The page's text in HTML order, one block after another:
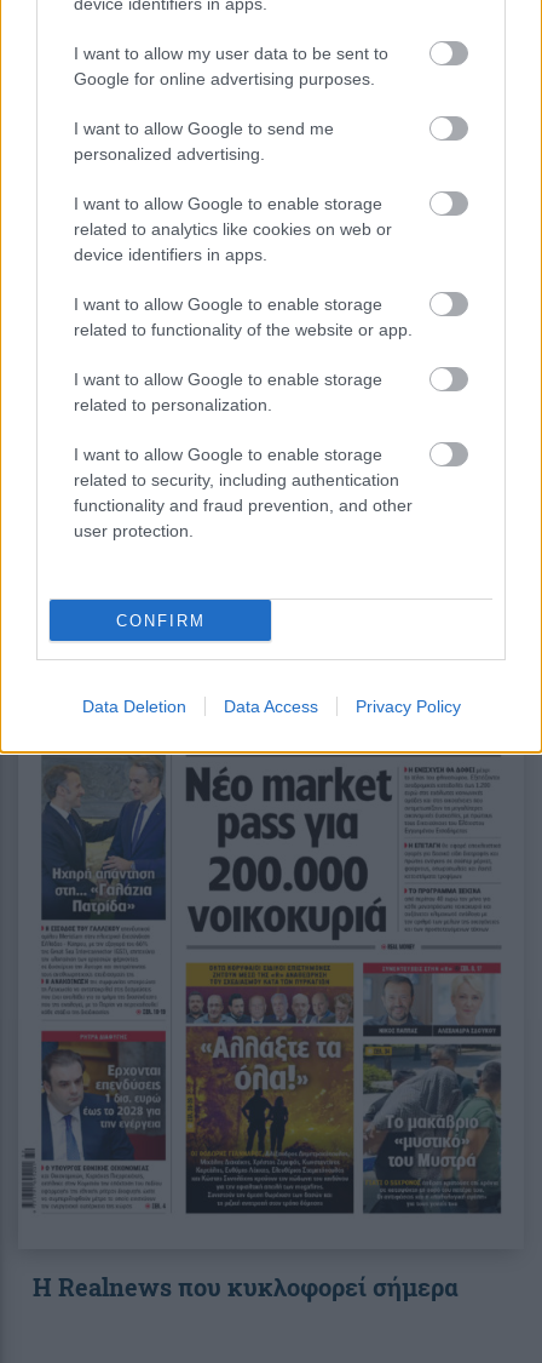
I want to allow my user data to be sent to
Google for online advertising purposes.
I want to allow Google to send me
personalized advertising.
I want to allow Google to enable storage
related to analytics like cookies on web or
device identifiers in apps.
I want to allow Google to enable storage
related to functionality of the website or app.
I want to allow Google to enable storage
related to personalization.
I want to allow Google to enable storage
related to security, including authentication
functionality and fraud prevention, and other
user protection.
CONFIRM
Data Deletion Data Access Privacy Policy
Νέα κβαντική πύλη εντοπίζει μόνη
φωτονίων
περισσότερα
, 8 Αυγούστου 2026 ||
Η Realnews που κυκλοφορεί σήμερα